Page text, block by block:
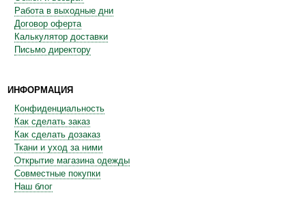
Работа в выходные дни
Договор оферта
Калькулятор доставки
Письмо директору
ИНФОРМАЦИЯ
Конфиденциальность
Как сделать заказ
Как сделать дозаказ
Ткани и уход за ними
Открытие магазина одежды
Совместные покупки
Наш блог